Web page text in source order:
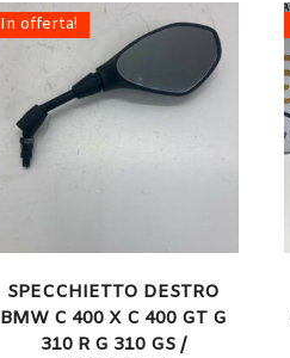
In offerta!
SPECCHIETTO DESTRO
BMW C 400 X C 400 GT G
310 R G 310 GS /